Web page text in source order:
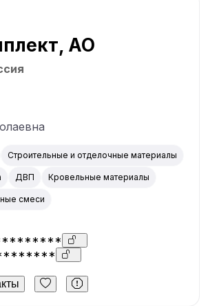
АО
Строительные и отделочные материалы
ДВП Кровельные материалы
смеси